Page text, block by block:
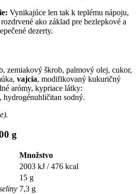
Vynikajúce len tak k teplému nápoju,
ako základ pre bezlepkové a
dezerty.
zemiakový škrob, palmový olej, cukor,
vajcia, modifikovaný kukuričný
arómy, kypriace látky:
hydrogénuhličitan sodný.
g
Množstvo
2003 kJ / 476 kcal
15 g
7,3 g